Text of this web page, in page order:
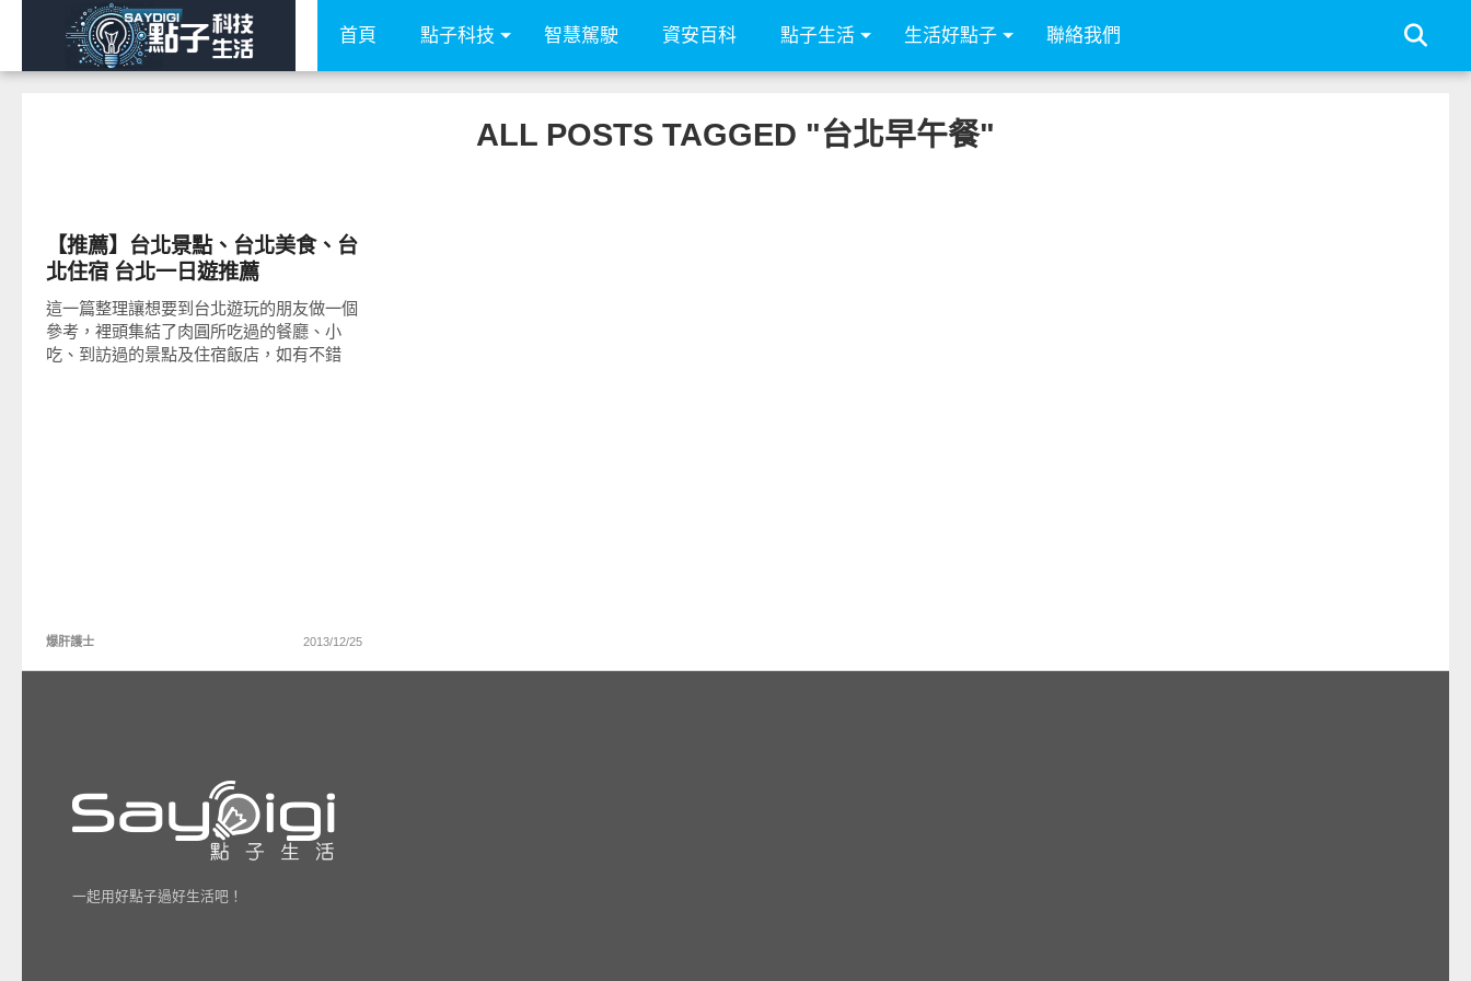
首頁 點子科技 智慧駕駛 資安百科 點子生活 生活好點子 聯絡我們
ALL POSTS TAGGED "台北早午餐"
【推薦】台北景點、台北美食、台
北住宿 台北一日遊推薦
這一篇整理讓想要到台北遊玩的朋友做一個
參考，裡頭集結了肉圓所吃過的餐廳、小
吃、到訪過的景點及住宿飯店，如有不錯
爆肝護士 2013/12/25
一起用好點子過好生活吧！